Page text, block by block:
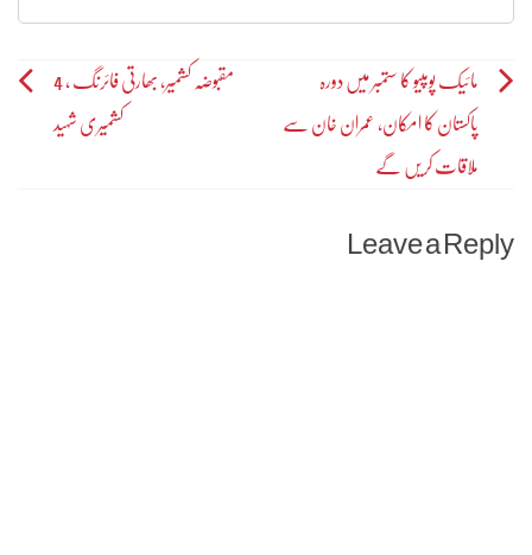
Post
navigation
مائیک پومپیو کا ستمبر میں دورہ
پاکستان کا امکان، عمران خان سے
ملاقات کریں گے
مقبوضہ کشمیر، بھارتی فائرنگ ، 4
کشمیری شہید
Leave a Reply